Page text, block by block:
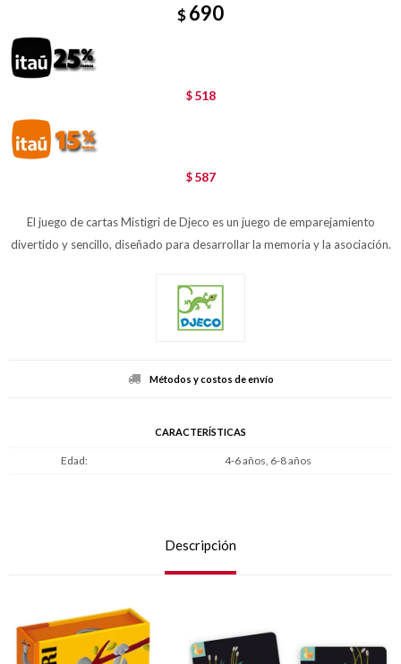
$690
$ 518
$ 587
El juego de cartas Mistigri de Djeco es un juego de emparejamiento
divertido y sencillo, diseñado para desarrollar la memoria y la asociación.
Métodos y costos de envío
CARACTERÍSTICAS
Edad 4-6 años, 6-8 años
Descripción